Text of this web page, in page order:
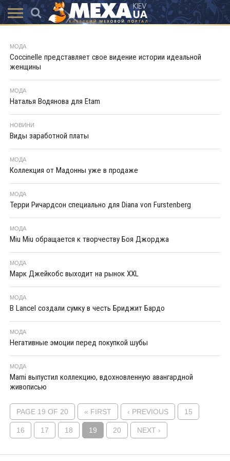
АКЦІЇ
ВИСТАВКИ
ПОСЛУГИ
МАГАЗИНИ
ХУТРЯНА
МОДА
НОВИНИ
КОНТАКТИ
АКСЕССУАРИ
МОДА
Coccinelle представляет свое видение истории идеальной
женщины
МОДА
Наталья Водянова для Etam
НОВИНИ
Виды заработной платы
МОДА
Коллекция от Мадонны уже в продаже
МОДА
Терри Ричардсон специально для Diana von Furstenberg
МОДА
Miu Miu обращается к творчеству Боя Джорджа
МОДА
Марк Джейкобс выходит на рынок XXL
МОДА
В Lancel создали сумку в честь Бриджит Бардо
МОДА
Негативные эмоции перед покупкой шубы
МОДА
Marni выпустил коллекцию, вдохновленную авангардной
живописью
PAGE 19 OF 20 « FIRST ‹ PREVIOUS 15
16 17 18 19 20 NEXT ›